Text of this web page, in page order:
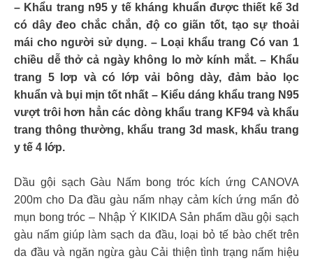
– Khẩu trang n95 y tế kháng khuẩn được thiết kế 3d
có dây đeo chắc chắn, độ co giãn tốt, tạo sự thoải
mái cho người sử dụng. – Loại khẩu trang Có van 1
chiều dễ thở cả ngày không lo mờ kính mắt. – Khẩu
trang 5 lơp và có lớp vải bông dày, đảm bảo lọc
khuẩn và bụi mịn tốt nhất – Kiểu dáng khẩu trang N95
vượt trôi hơn hẳn các dòng khẩu trang KF94 và khẩu
trang thông thường, khẩu trang 3d mask, khẩu trang
y tế 4 lớp.
Dầu gội sạch Gàu Nấm bong tróc kích ứng CANOVA
200m cho Da đầu gàu nấm nhạy cảm kích ứng mẩn đỏ
mụn bong tróc – Nhập Ý KIKIDA Sản phẩm dầu gội sạch
gàu nấm giúp làm sạch da đầu, loại bỏ tế bào chết trên
da đầu và ngăn ngừa gàu Cải thiện tình trạng nấm hiệu